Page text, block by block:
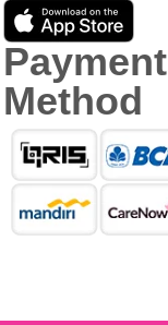
Payment
Method